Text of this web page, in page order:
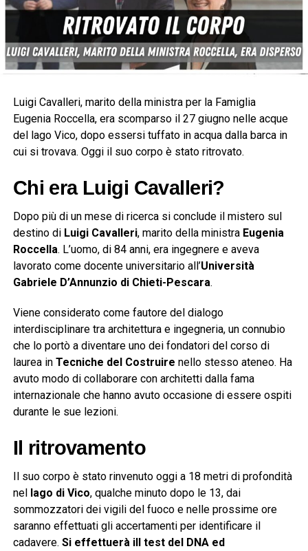
Luigi Cavalleri, marito della ministra per la Famiglia
Eugenia Roccella, era scomparso il 27 giugno nelle acque
del lago Vico, dopo essersi tuffato in acqua dalla barca in
cui si trovava. Oggi il suo corpo è stato ritrovato.
Chi era Luigi Cavalleri?
Dopo più di un mese di ricerca si conclude il mistero sul
destino di Luigi Cavalleri, marito della ministra Eugenia
Roccella. L’uomo, di 84 anni, era ingegnere e aveva
lavorato come docente universitario all’Università
Gabriele D’Annunzio di Chieti-Pescara.
Viene considerato come fautore del dialogo
interdisciplinare tra architettura e ingegneria, un connubio
che lo portò a diventare uno dei fondatori del corso di
laurea in Tecniche del Costruire nello stesso ateneo. Ha
avuto modo di collaborare con architetti dalla fama
internazionale che hanno avuto occasione di essere ospiti
durante le sue lezioni.
Il ritrovamento
Il suo corpo è stato rinvenuto oggi a 18 metri di profondità
nel lago di Vico, qualche minuto dopo le 13, dai
sommozzatori dei vigili del fuoco e nelle prossime ore
saranno effettuati gli accertamenti per identificare il
cadavere. Si effettuerà ill test del DNA ed